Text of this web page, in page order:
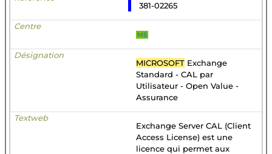
381-02265
MS
MICROSOFT Exchange
Standard - CAL par
Utilisateur - Open Value -
Assurance
Exchange Server CAL (Client
Access License) est une
licence qui permet aux